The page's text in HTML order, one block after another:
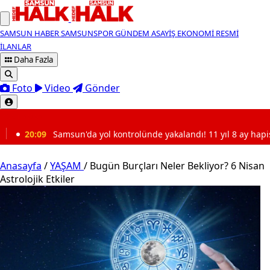
SAMSUN HABERSAMSUNSPORGÜNDEM ASAYİŞ EKONOMİ RESMİ
İLANLAR
Daha Fazla
Foto Video Gönder
yol kontrolünde yakalandı! 11 yıl 8 ay hapis cezası çıktı
Anasayfa /YAŞAM / Bugün Burçları Neler Bekliyor? 6 Nisan
Astrolojik Etkiler